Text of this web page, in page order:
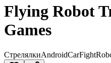
Flying Robot
Games
СтрелялкиAndroidCarFight